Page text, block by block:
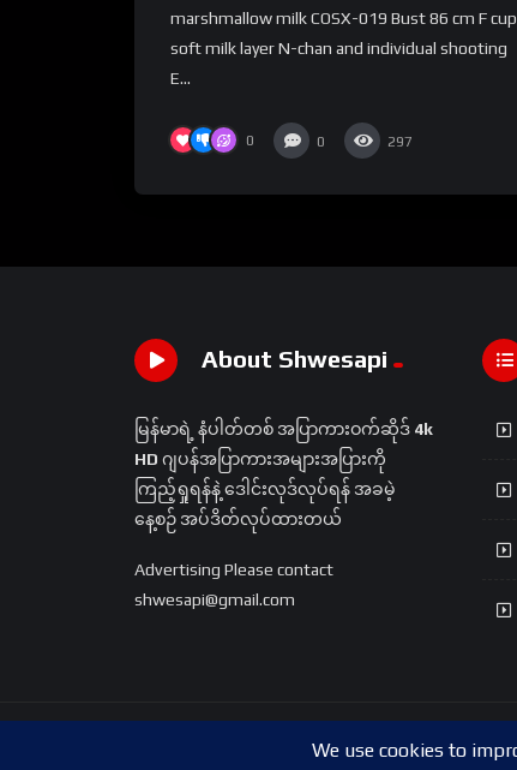
marshmallow milk COSX-019 Bust 86 cm F cup
soft milk layer N-chan and individual shooting
E...
0 0 297
About Shwesapi
မြန်မာရဲ့ နံပါတ်တစ် အပြာကားဝက်ဆိုဒ် 4k
HD ဂျပန်အပြာကားအများအပြားကို
ကြည့်ရှုရန်နဲ့ ဒေါင်းလုဒ်လုပ်ရန် အခမဲ့
နေ့စဉ် အပ်ဒိတ်လုပ်ထားတယ်
Advertising Please contact
shwesapi@gmail.com